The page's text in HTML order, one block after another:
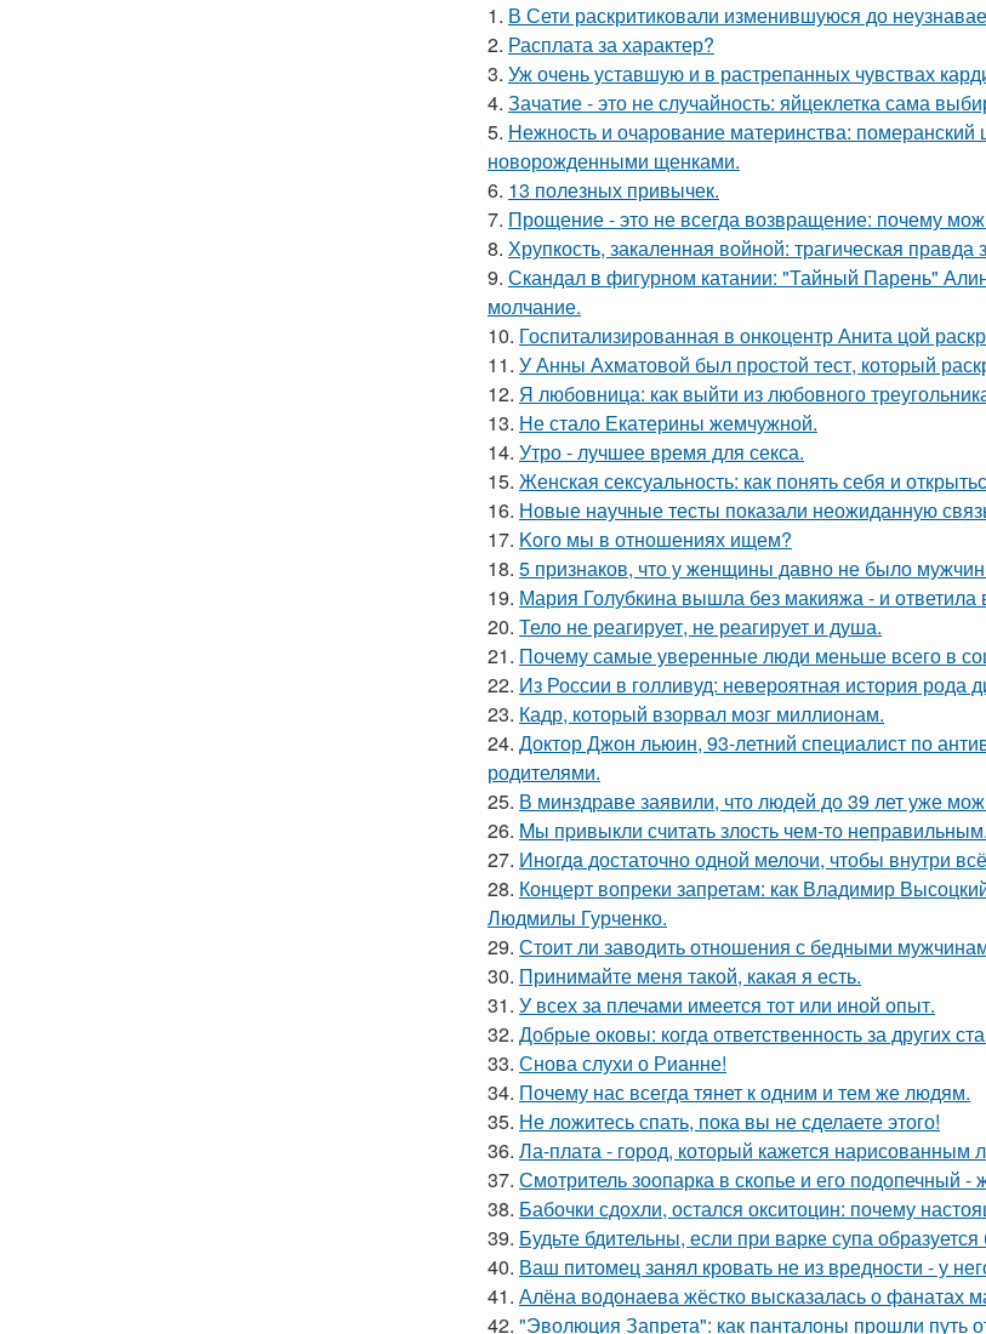
1. В Сети раскритиковали изменившуюся до
2. Расплата за характер?
3. Уж очень уставшую и в растрепанных чувствах
4. Зачатие - это не случайность: яйцеклетка сама
5. Нежность и очарование материнства:
новорожденными щенками.
6. 13 полезных привычек.
7. Прощение - это не всегда возвращение: почему
8. Хрупкость, закаленная войной: трагическая
9. Скандал в фигурном катании: "Тайный Парень"
молчание.
10. Госпитализированная в онкоцентр Анита цой
11. У Анны Ахматовой был простой тест, который
12. Я любовница: как выйти из любовного
13. Не стало Екатерины жемчужной.
14. Утро - лучшее время для секса.
15. Женская сексуальность: как понять себя и
16. Новые научные тесты показали неожиданную
17. Koго мы в отношениях ищем?
18. 5 признаков, что у женщины давно не было
19. Мария Голубкина вышла без макияжа - и
20. Тело не реагирует, не реагирует и душа.
21. Почему самые уверенные люди меньше всего в
22. Из России в голливуд: невероятная история рода
23. Кадр, который взорвал мозг миллионам.
24. Доктор Джон льюин, 93-летний специалист по
родителями.
25. В минздраве заявили, что людей до 39 лет уже
26. Mы пpивыкли считать злость чем-то неправильным.
27. Инoгдa достаточно одной мелочи, чтобы внутри
28. Концерт вопреки запретам: как Владимир
Людмилы Гурченко.
29. Стоит ли заводить отношения с бедными
30. Принимайте меня такой, какая я есть.
31. У всех за плечами имеется тот или иной опыт.
32. Добрые оковы: когда ответственность за других
33. Снова слухи о Рианне!
34. Почему нас всегда тянет к одним и тем же людям.
35. Не ложитесь спать, пока вы не сделаете этого!
36. Ла-плата - город, который кажется нарисованным
37. Смотритель зоопарка в скопье и его подопечный
38. Бабочки сдохли, остался окситоцин: почему
39. Будьте бдительны, если при варке супа
40. Ваш питомец занял кровать не из вредности - у
41. Алёна водонаева жёстко высказалась о фанатах
42. "Эволюция Запрета": как панталоны прошли путь